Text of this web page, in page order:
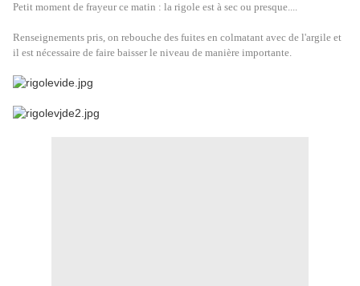
Petit moment de frayeur ce matin : la rigole est à sec ou presque....
Renseignements pris, on rebouche des fuites en colmatant avec de l'argile et
il est nécessaire de faire baisser le niveau de manière importante.